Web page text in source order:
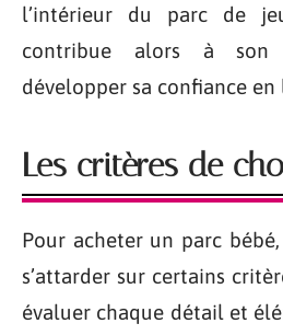
l’intérieur du parc de
contribue alors à
développer sa confiance en
Les critères de
Pour acheter un parc
s’attarder sur certains
évaluer chaque détail et